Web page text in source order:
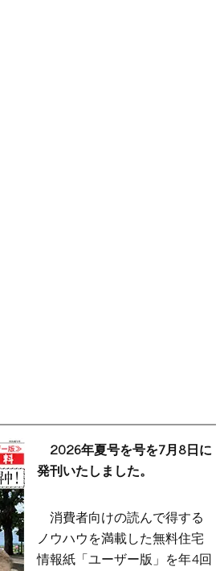
2026年夏号を号を7月8日に
発刊いたしました。
消費者向けの読んで得する
ノウハウを満載した無料住宅
情報紙「ユーザー版」を年4回